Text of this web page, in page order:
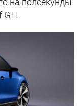
на полсекунды
GTI.